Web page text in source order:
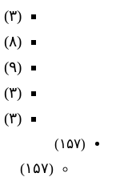
(۳)
(۸)
(۹)
(۳)
(۳)
(۱۵۷)
(۱۵۷)